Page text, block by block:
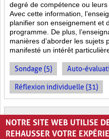
degré de compétence ou
Avec cette information,
planifier son enseignement et
programme. De plus,
manières d’aborder les sujets
manifesté un intérêt
Sondage (5) Auto-
Réflexion individuelle (31)
OBJECTIFS CLASSÉS
NOTRE SITE WEB UTILISE
REHAUSSER VOTRE